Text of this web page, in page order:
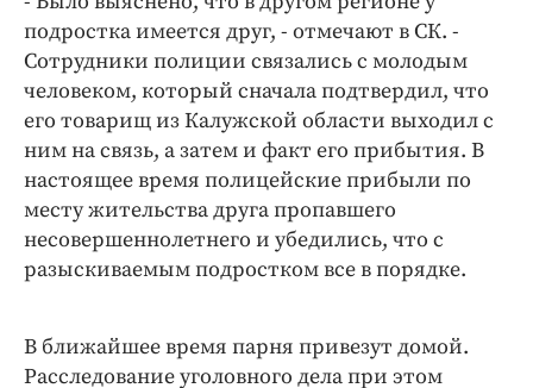
подростка имеется друг, - отмечают в СК. -
Сотрудники полиции связались с молодым
человеком, который сначала подтвердил, что
его товарищ из Калужской области выходил с
ним на связь, а затем и факт его прибытия. В
настоящее время полицейские прибыли по
месту жительства друга пропавшего
несовершеннолетнего и убедились, что с
разыскиваемым подростком все в порядке.
В ближайшее время парня привезут домой.
Расследование уголовного дела при этом